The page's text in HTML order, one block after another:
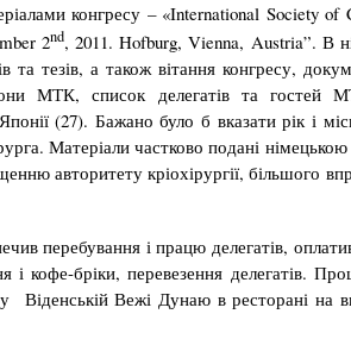
конгресу – «International Society of
2nd, 2011. Hofburg, Vienna, Austria”. В
та тезів, а також вітання конгресу,
МТК, список делегатів та гостей
(27). Бажано було б вказати рік і
Матеріали частково подані
авторитету кріохірургії, більшого
перебування і працю делегатів,
і кофе-бріки, перевезення делегатів.
у Віденській Вежі Дунаю в ресторані